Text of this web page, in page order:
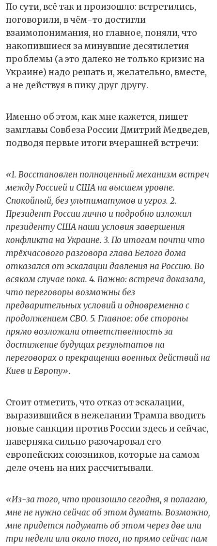
По сути, всё так и произошло: встретились,
поговорили, в чём-то достигли
взаимопонимания, но главное, поняли, что
накопившиеся за минувшие десятилетия
проблемы (а это далеко не только кризис на
Украине) надо решать и, желательно, вместе,
а не действуя в пику друг другу.
Именно об этом, как мне кажется, пишет
замглавы Совбеза России Дмитрий Медведев,
подводя первые итоги вчерашней встречи:
«1. Восстановлен полноценный механизм встреч
между Россией и США на высшем уровне.
Спокойный, без ультиматумов и угроз. 2.
Президент России лично и подробно изложил
президенту США наши условия завершения
конфликта на Украине. 3. По итогам почти что
трёхчасового разговора глава Белого дома
отказался от эскалации давления на Россию. Во
всяком случае пока. 4. Важно: встреча доказала,
что переговоры возможны без
предварительных условий и одновременно с
продолжением СВО. 5. Главное: обе стороны
прямо возложили ответственность за
достижение будущих результатов на
переговорах о прекращении военных действий на
Киев и Европу».
Стоит отметить, что отказ от эскалации,
выразившийся в нежелании Трампа вводить
новые санкции против России здесь и сейчас,
наверняка сильно разочаровал его
европейских союзников, которые на самом
деле очень на них рассчитывали.
«Из-за того, что произошло сегодня, я полагаю,
мне не нужно сейчас об этом думать. Возможно,
мне придется подумать об этом через две или
три недели или около того, но прямо сейчас нам